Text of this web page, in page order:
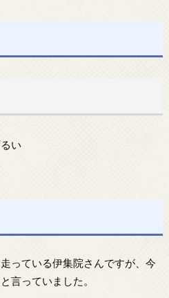
い
っている伊集院さんですが、今
言っていました。